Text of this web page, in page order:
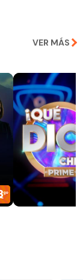
VER MÁS